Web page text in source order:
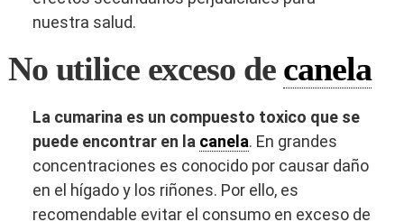
nuestra salud.
No utilice exceso de canela
La cumarina es un compuesto toxico que se
puede encontrar en la canela. En grandes
concentraciones es conocido por causar daño
en el hígado y los riñones. Por ello, es
recomendable evitar el consumo en exceso de